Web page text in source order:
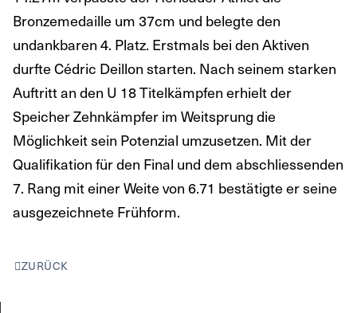
Bronzemedaille um 37cm und belegte den
undankbaren 4. Platz. Erstmals bei den Aktiven
durfte Cédric Deillon starten. Nach seinem starken
Auftritt an den U 18 Titelkämpfen erhielt der
Speicher Zehnkämpfer im Weitsprung die
Möglichkeit sein Potenzial umzusetzen. Mit der
Qualifikation für den Final und dem abschliessenden
7. Rang mit einer Weite von 6.71 bestätigte er seine
ausgezeichnete Frühform.
ZURÜCK